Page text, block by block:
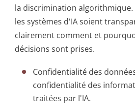
la discrimination algorithmique.
les systèmes d'IA soient
clairement comment et
décisions sont prises.
Confidentialité des
confidentialité des
traitées par l'IA.